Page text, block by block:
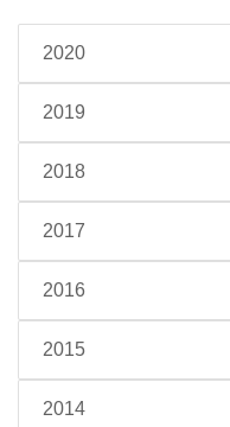
2020
2019
2018
2017
2016
2015
2014